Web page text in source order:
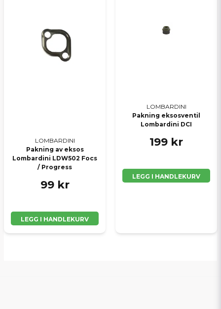
LOMBARDINI
Pakning av eksos
Lombardini LDW502 Focs
/ Progress
99 kr
LEGG I HANDLEKURV
LOMBARDINI
Pakning eksosventil
Lombardini DCI
199 kr
LEGG I HANDLEKURV